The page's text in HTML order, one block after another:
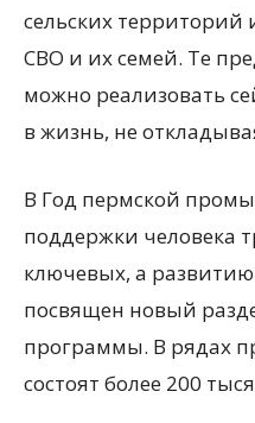
сельских
СВО и их семей. Те
можно реализовать
в жизнь, не
В Год пермской
поддержки человека
ключевых, а
посвящен новый
программы. В рядах
состоят более 200